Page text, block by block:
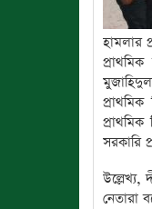
হামলার
সরকারি
উল্লেখ্য,
নেতারা